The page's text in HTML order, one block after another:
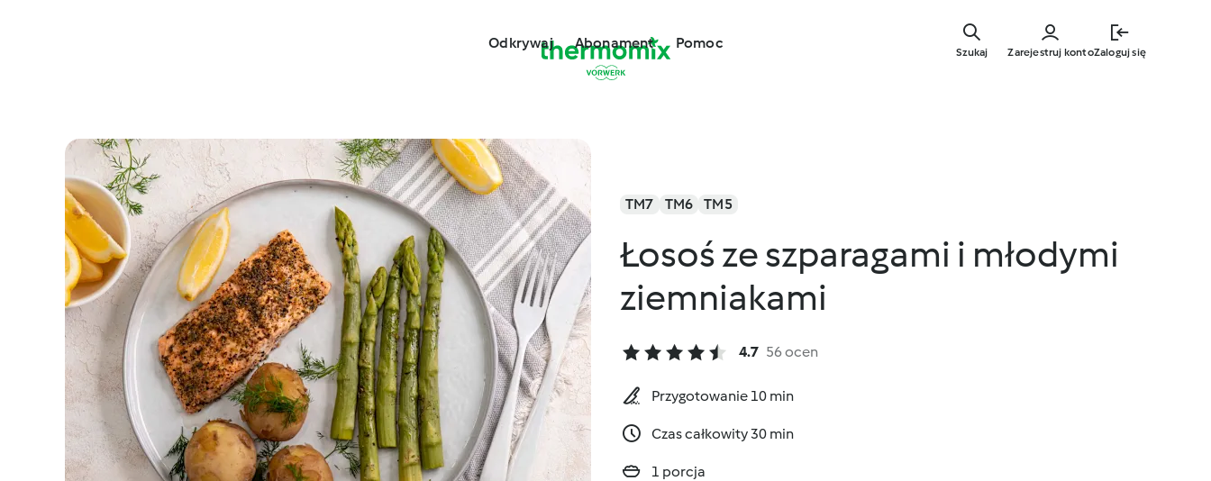
głównej
Odkrywaj Abonament Pomoc
Zarejestruj kontoZaloguj się
Szukaj
TM7 TM6 TM5
Łosoś ze szparagami i młodymi
ziemniakami
4.7 56 ocen
Przygotowanie 10 min
Czas całkowity 30 min
1 porcja